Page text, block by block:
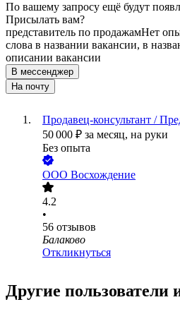
По вашему запросу ещё будут
Присылать вам?
представитель по продажамНет
слова в названии вакансии, в
описании вакансии
В мессенджер
На почту
Продавец-консультант /
50 000 ₽ за месяц, на руки
Без опыта
ООО Восхождение
4.2
•
56 отзывов
Балаково
Откликнуться
Другие пользователи